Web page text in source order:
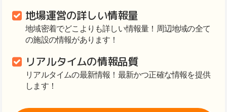
地場運営の詳しい情報量
地域密着でどこよりも詳しい情報量！周辺地域の全て
の施設の情報があります！
リアルタイムの情報品質
リアルタイムの最新情報！最新かつ正確な情報を提供
します！